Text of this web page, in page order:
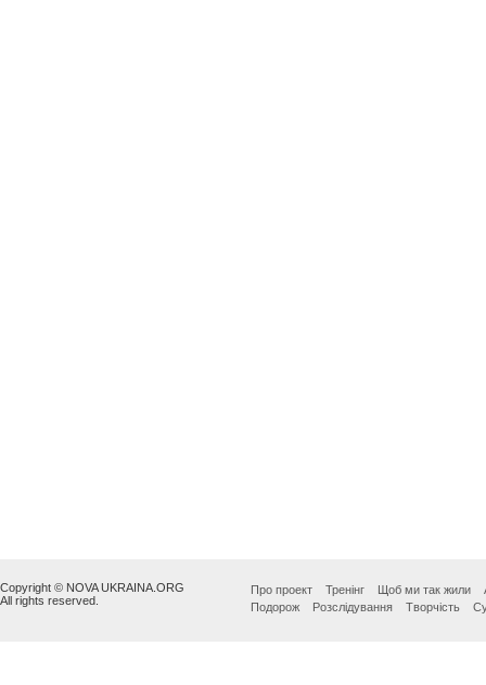
Copyright © NOVA UKRAINA.ORG
All rights reserved.
Про проект Тренінг Щоб ми так жили
Подорож
Розслідування Творчість